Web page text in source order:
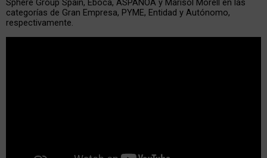
Sphere Group Spain, Eboca, ASPANOA y Marisol Morell en las
categorías de Gran Empresa, PYME, Entidad y Autónomo,
respectivamente.